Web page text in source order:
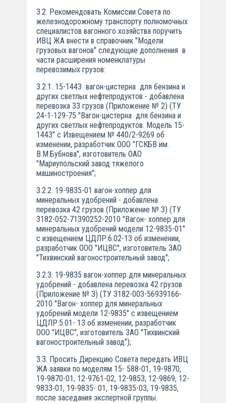
3.2. Рекомендовать Комиссии Совета по
железнодорожному транспорту полномочных
специалистов вагонного хозяйства поручить
ИВЦ ЖА внести в справочник "Модели
грузовых вагонов" следующие дополнения в
части расширения номенклатуры
перевозимых грузов:
3.2.1. 15-1443 вагон-цистерна для бензина и
других светлых нефтепродуктов - добавлена
перевозка 33 грузов (Приложение № 2) (ТУ
24-1-129-75 "Вагон-цистерна для бензина и
других светлых нефтепродуктов. Модель 15-
1443" с Извещением № 440/2-9269 об
изменении, разработчик ООО "ГСКБВ им.
В.М.Бубнова", изготовитель ОАО
"Мариупольский завод тяжелого
машиностроения";
3.2.2. 19-9835-01 вагон-хоппер для
минеральных удобрений - добавлена
перевозка 42 грузов (Приложение № 3) (ТУ
3182-052-71390252-2010 "Вагон- хоппер для
минеральных удобрений модели 12-9835-01"
с извещением ЦДЛР.6.02-13 об изменении,
разработчик ООО "ИЦВС", изготовитель ЗАО
"Тихвинский вагоностроительный завод";
3.2.3. 19-9835 вагон-хоппер для минеральных
удобрений - добавлена перевозка 42 грузов
(Приложение № 3) (ТУ 3182-003-56939166-
2010 "Вагон- хоппер для минеральных
удобрений модели 12-9835" с извещением
ЦДЛР.5.01- 13 об изменении, разработчик
ООО "ИЦВС", изготовитель ЗАО "Тихвинский
вагоностроительный завод");
3.3. Просить Дирекцию Совета передать ИВЦ
ЖА заявки по моделям 15- 588-01, 19-9870,
19-9870-01, 12-9761-02, 12-9853, 12-9869, 12-
9833-01, 19-9835- 01, 19-9835-03, 19-9835,
после заседания экспертной группы.